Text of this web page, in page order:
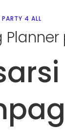
PARTY 4 ALL